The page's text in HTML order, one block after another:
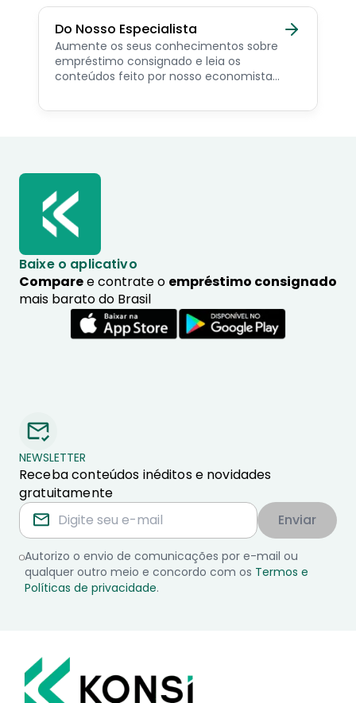
Do Nosso Especialista
Aumente os seus conhecimentos sobre
empréstimo consignado e leia os
conteúdos feito por nosso economista
Baixe o aplicativo
Comparee contrate o empréstimo consignado
mais barato do Brasil
NEWSLETTER
Receba conteúdos inéditos e novidades
gratuitamente
Enviar
Autorizo o envio de comunicações por e-mail ou
qualquer outro meio e concordo com os Termos e
Políticas de privacidade.